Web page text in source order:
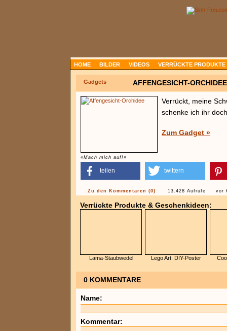
HOME BILDER VIDEOS VERRÜCKTE PRODUKTE
Gadgets AFFENGESICHT-ORCHIDEE
«Mach mich auf!»
Verrückt, meine
schenke ich ihr
Zum Gadget »
teilen twittern
Zu den Kommentaren (0) 13.428 Aufrufe vor
Verrückte Produkte & Geschenkideen:
Lama-Staubwedel Lego Art: DIY-Poster
0 KOMMENTARE
Name:
Kommentar: